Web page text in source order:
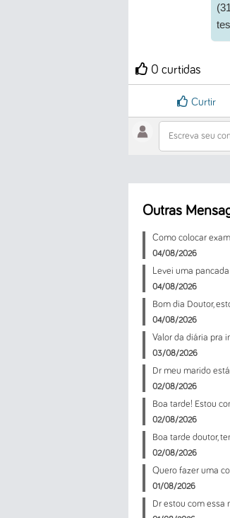
0 curtidas
Curtir
Escreva seu
Outras
Como colocar
04/08/2026
Levei uma
04/08/2026
Bom dia Doutor,
04/08/2026
Valor da diária pra
03/08/2026
Dr meu marido
02/08/2026
Boa tarde! Estou
02/08/2026
Boa tarde doutor,
02/08/2026
Quero fazer uma
01/08/2026
Dr estou com essa